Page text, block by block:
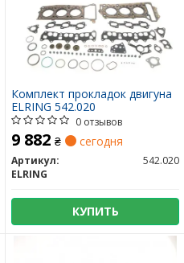
Комплект прокладок двигуна
ELRING 542.020
0 отзывов
9 882 ₴ сегодня
Артикул:
542.020
ELRING
КУПИТЬ